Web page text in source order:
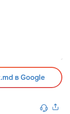
в Google